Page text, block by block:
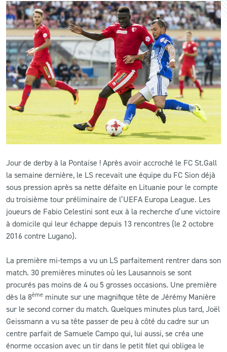
BUSINESS
RESTAURATION
CLUB
CONTACT
ACTUALITÉS
L’APP DU LS
LS ACADEMY CAMPS
MATCH DES CELEBRITES
PRESSE ET MEDIAS
Jour de derby à la Pontaise ! Après avoir accroché le FC St.Gall
la semaine dernière, le LS recevait une équipe du FC Sion déjà
sous pression après sa nette défaite en Lituanie pour le compte
du troisième tour préliminaire de l’UEFA Europa League. Les
joueurs de Fabio Celestini sont eux à la recherche d’une victoire
à domicile qui leur échappe depuis 13 rencontres (le 2 octobre
2016 contre Lugano).
La première mi-temps a vu un LS parfaitement rentrer dans son
match. 30 premières minutes où les Lausannois se sont
procurés pas moins de 4 ou 5 grosses occasions. Une première
dès la 8ème minute sur une magnifique tête de Jérémy Manière
sur le second corner du match. Quelques minutes plus tard, Joël
Geissmann a vu sa tête passer de peu à côté du cadre sur un
centre parfait de Samuele Campo qui, lui aussi, se créa une
énorme occasion avec un tir dans le petit filet qui obligea le